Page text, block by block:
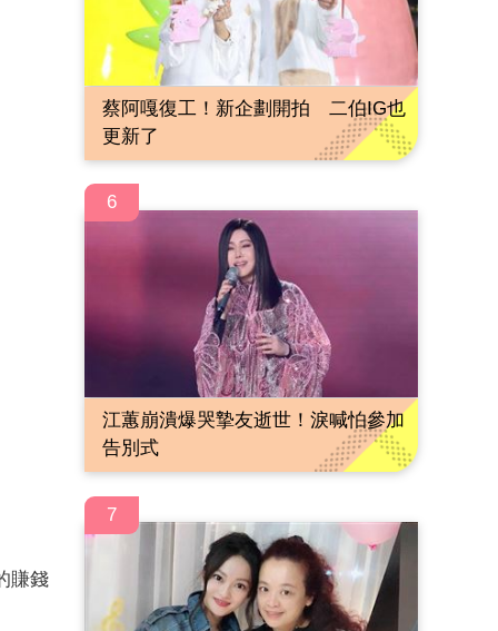
賺錢
蔡阿嘎復工！新企劃開拍 二伯IG也
更新了
6
江蕙崩潰爆哭摯友逝世！淚喊怕參加
告別式
7